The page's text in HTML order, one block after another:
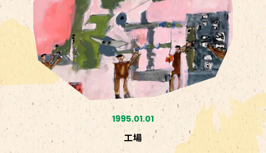
1995.01.01
工場